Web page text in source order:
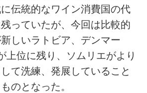
伝統的なワイン消費国の代
っていたが、今回は比較的
しいラトビア、デンマー
上位に残り、ソムリエがより
て洗練、発展していること
のとなった。